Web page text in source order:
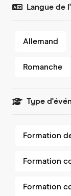
Langue de
Allemand
Romanche
Type
Formation
Formation
Formation